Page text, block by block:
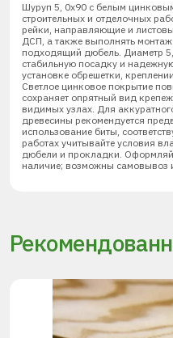
Шуруп 5, 0х90 с белым
строительных и отделочных
рейки, направляющие и
ДСП, а также выполнять монтаж
подходящий дюбель. Диаметр
стабильную посадку и
установке обрешетки,
Светлое цинковое покрытие
сохраняет опрятный вид
видимых узлах. Для
древесины рекомендуется
использование биты,
работах учитывайте условия
дюбели и прокладки.
наличие; возможны самовывоз